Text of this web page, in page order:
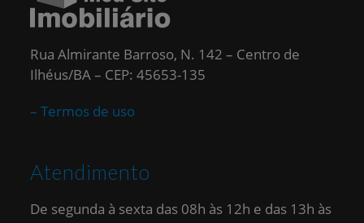
Rua Almirante Barroso, N. 142 – Centro de
Ilhéus/BA – CEP: 45653-135
– Termos de uso
Atendimento
De segunda à sexta das 08h às 12h e das 13h às